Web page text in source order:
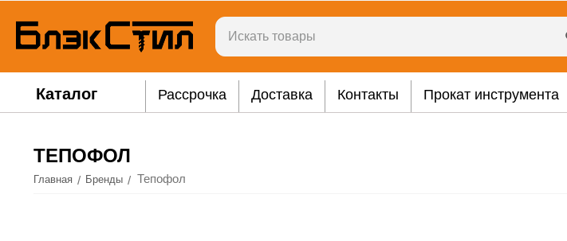
Каталог Рассрочка Доставка Контакты Прокат инструмента
ТЕПОФОЛ
Главная / Бренды / Тепофол